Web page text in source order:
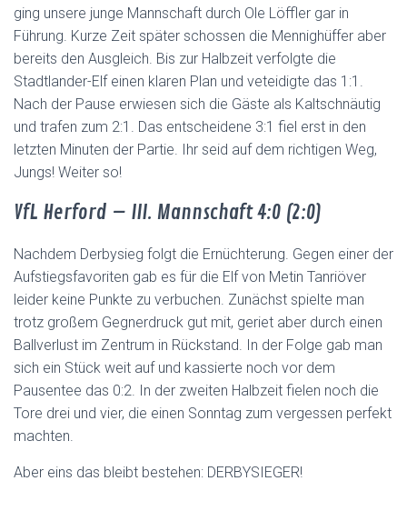
ging unsere junge Mannschaft durch Ole Löffler gar in
Führung. Kurze Zeit später schossen die Mennighüffer aber
bereits den Ausgleich. Bis zur Halbzeit verfolgte die
Stadtlander-Elf einen klaren Plan und veteidigte das 1:1.
Nach der Pause erwiesen sich die Gäste als Kaltschnäutig
und trafen zum 2:1. Das entscheidene 3:1 fiel erst in den
letzten Minuten der Partie. Ihr seid auf dem richtigen Weg,
Jungs! Weiter so!
VfL Herford – III. Mannschaft 4:0 (2:0)
Nachdem Derbysieg folgt die Ernüchterung. Gegen einer der
Aufstiegsfavoriten gab es für die Elf von Metin Tanriöver
leider keine Punkte zu verbuchen. Zunächst spielte man
trotz großem Gegnerdruck gut mit, geriet aber durch einen
Ballverlust im Zentrum in Rückstand. In der Folge gab man
sich ein Stück weit auf und kassierte noch vor dem
Pausentee das 0:2. In der zweiten Halbzeit fielen noch die
Tore drei und vier, die einen Sonntag zum vergessen perfekt
machten.
Aber eins das bleibt bestehen: DERBYSIEGER!